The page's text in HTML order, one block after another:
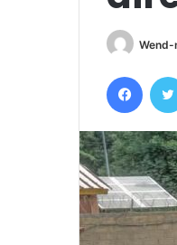
Wend-